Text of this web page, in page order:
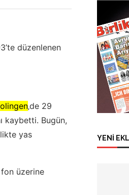
düzenlenen
‚de 29
kaybetti. Bugün,
yas
fon üzerine
YENİ